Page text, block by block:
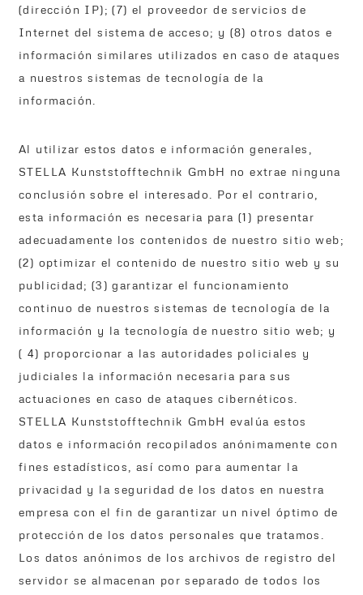
(dirección IP); (7) el proveedor de servicios de
Internet del sistema de acceso; y (8) otros datos e
información similares utilizados en caso de ataques
a nuestros sistemas de tecnología de la
información.
Al utilizar estos datos e información generales,
STELLA Kunststofftechnik GmbH no extrae ninguna
conclusión sobre el interesado. Por el contrario,
esta información es necesaria para (1) presentar
adecuadamente los contenidos de nuestro sitio web;
(2) optimizar el contenido de nuestro sitio web y su
publicidad; (3) garantizar el funcionamiento
continuo de nuestros sistemas de tecnología de la
información y la tecnología de nuestro sitio web; y
( 4) proporcionar a las autoridades policiales y
judiciales la información necesaria para sus
actuaciones en caso de ataques cibernéticos.
STELLA Kunststofftechnik GmbH evalúa estos
datos e información recopilados anónimamente con
fines estadísticos, así como para aumentar la
privacidad y la seguridad de los datos en nuestra
empresa con el fin de garantizar un nivel óptimo de
protección de los datos personales que tratamos.
Los datos anónimos de los archivos de registro del
servidor se almacenan por separado de todos los